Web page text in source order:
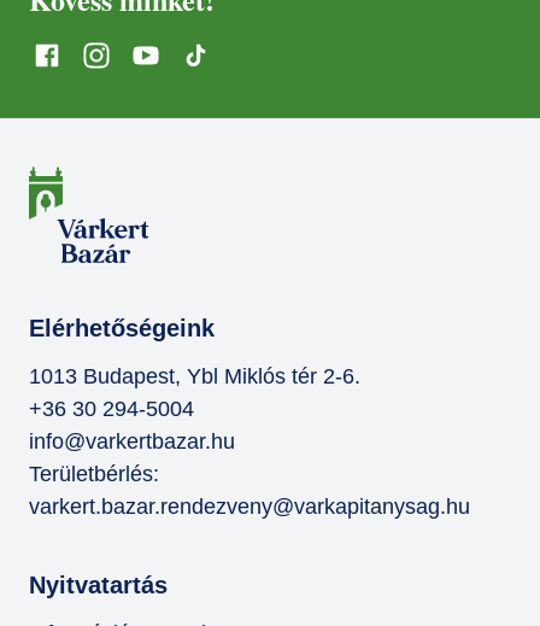
Elérhetőségeink
1013 Budapest, Ybl Miklós tér 2-6.
+36 30 294-5004
info@varkertbazar.hu
Területbérlés:
varkert.bazar.rendezveny@varkapitanysag.hu
Nyitvatartás